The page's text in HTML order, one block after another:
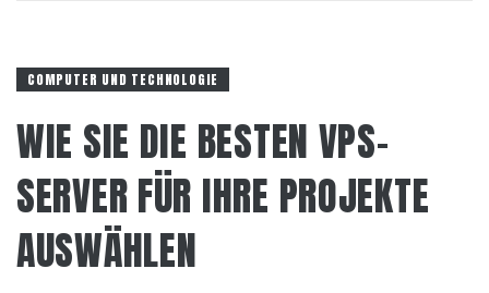
COMPUTER UND TECHNOLOGIE
WIE SIE DIE BESTEN VPS-
SERVER FÜR IHRE PROJEKTE
AUSWÄHLEN